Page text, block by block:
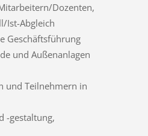
Dozenten,
Ist-Abgleich
Geschäftsführung
und Außenanlagen
und Teilnehmern in
-gestaltung,